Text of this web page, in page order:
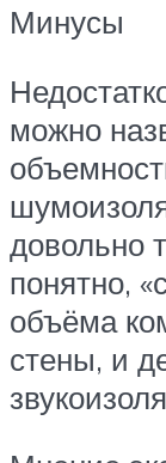
Минусы
можно
довольно
понятно,
объёма
стены, и